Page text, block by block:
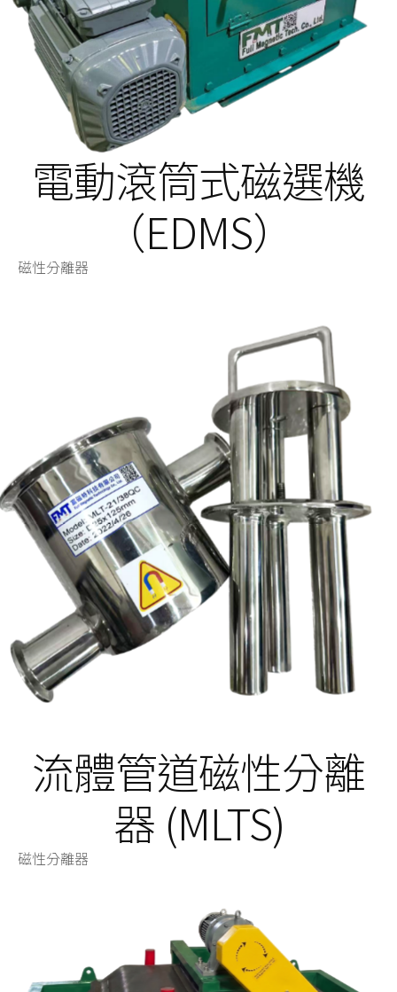
電動滾筒式磁選機
（EDMS）
磁性分離器
流體管道磁性分離
器 (MLTS)
磁性分離器